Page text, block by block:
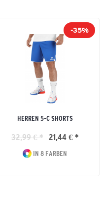
-35%
HERREN 5-C SHORTS
32,99 € * 21,44 € *
IN 8 FARBEN